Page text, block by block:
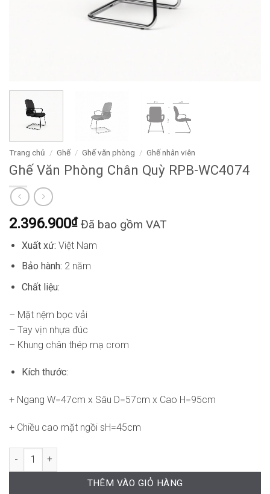
Trang chủ / Ghế / Ghế văn phòng / Ghế nhân viên
Ghế Văn Phòng Chân Quỳ RPB-WC4074
2.396.900₫ Đã bao gồm VAT
Xuất xứ: Việt Nam
Bảo hành: 2 năm
Chất liệu:
– Mặt nệm bọc vải
– Tay vịn nhựa đúc
– Khung chân thép mạ crom
Kích thước:
+ Ngang W=47cm x Sâu D=57cm x Cao H=95cm
+ Chiều cao mặt ngồi sH=45cm
Ghế Văn Phòng Chân Quỳ RPB-WC4074 số lượng
THÊM VÀO GIỎ HÀNG